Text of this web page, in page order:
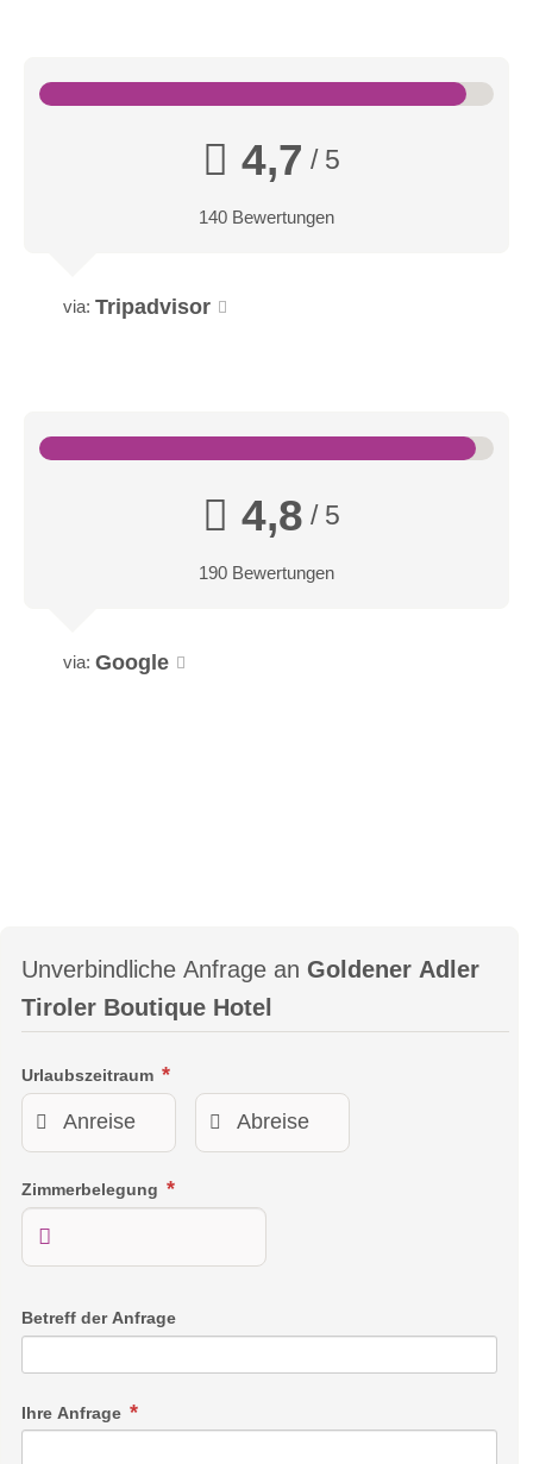
4,7 / 5
140 Bewertungen
via: Tripadvisor
4,8 / 5
190 Bewertungen
via: Google
Unverbindliche Anfrage an Goldener Adler
Tiroler Boutique Hotel
Urlaubszeitraum
Zimmerbelegung
Betreff der Anfrage
Ihre Anfrage